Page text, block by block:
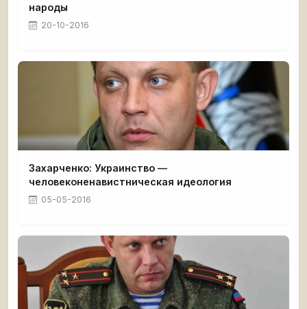
народы
20-10-2016
Захарченко: Украинство —
человеконенавистническая идеология
05-05-2016